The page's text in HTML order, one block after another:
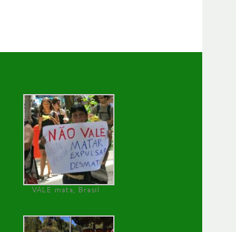
VALE mata, Brasil